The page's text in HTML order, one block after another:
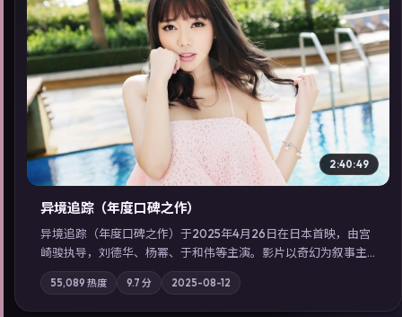
▶
2:40:49
异境追踪（年度口碑之作）
异境追踪（年度口碑之作）于2025年4月26日在日本首映，由宫
崎骏执导，刘德华、杨幂、于和伟等主演。影片以奇幻为叙事主
轴，旧案重提，真相与谎言在同一条时间线上交锋；摄影与配乐
强化地域气质；站内亦可通过「国产免费观看高清电视剧在线
看」延展检索同类型高分佳作，畅享高清在线追剧体验。
55,089 热度 9.7 分 2025-08-12